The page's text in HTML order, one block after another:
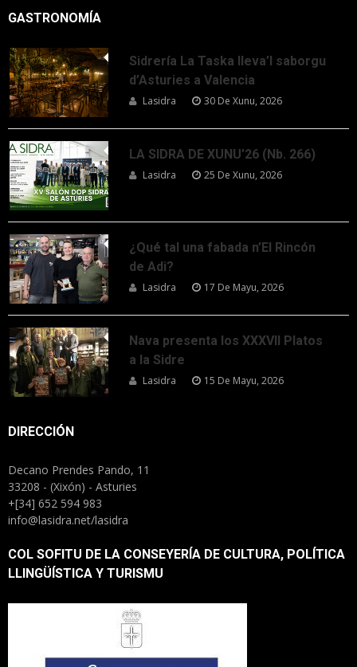
GASTRONOMÍA
Sidrería La Taska lleva’l saborgu
d’Asturies a Valencia
Lasidra 30 De Xunu, 2026
LA SIDRA DE XUNU’26 (Nb. 266)
Lasidra 25 De Xunu, 2026
¿Qué tal una fabada n’El Rincón
de Adi?
Lasidra 17 De Mayu, 2026
Nava presenta los XXXVII Platos
a la Sidre
Lasidra 15 De Mayu, 2026
DIRECCIÓN
Decano Prendes Pando, 11
33208 - (Xixón) - Asturies
+[34] 652 594 983
info@lasidra.net/lasidra
COL SOFITU DE LA CONSEYERÍA DE CULTURA, POLÍTICA
LLINGÜÍSTICA Y TURISMU